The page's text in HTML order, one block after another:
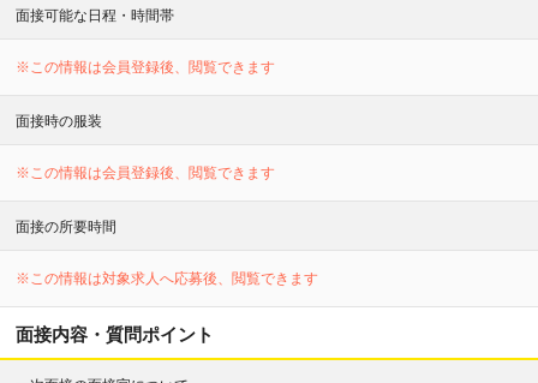
面接可能な日程・時間帯
※この情報は会員登録後、閲覧できます
面接時の服装
※この情報は会員登録後、閲覧できます
面接の所要時間
※この情報は対象求人へ応募後、閲覧できます
面接内容・質問ポイント